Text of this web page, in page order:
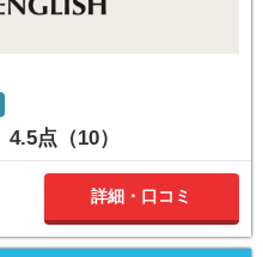
4.5点（10）
詳細・口コミ